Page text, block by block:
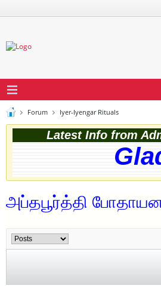
Forum Iyer-Iyengar Rituals
Latest Info from
அப்தபூர்த்தி